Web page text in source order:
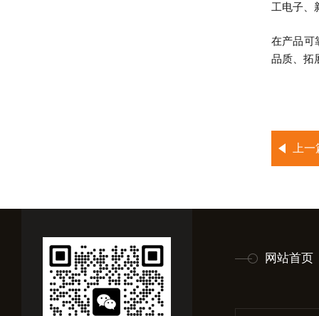
工电子、
在产品可
品质、拓
上
网站首页